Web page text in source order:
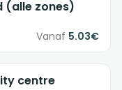
(alle zones)
Vanaf 5.03€
centre